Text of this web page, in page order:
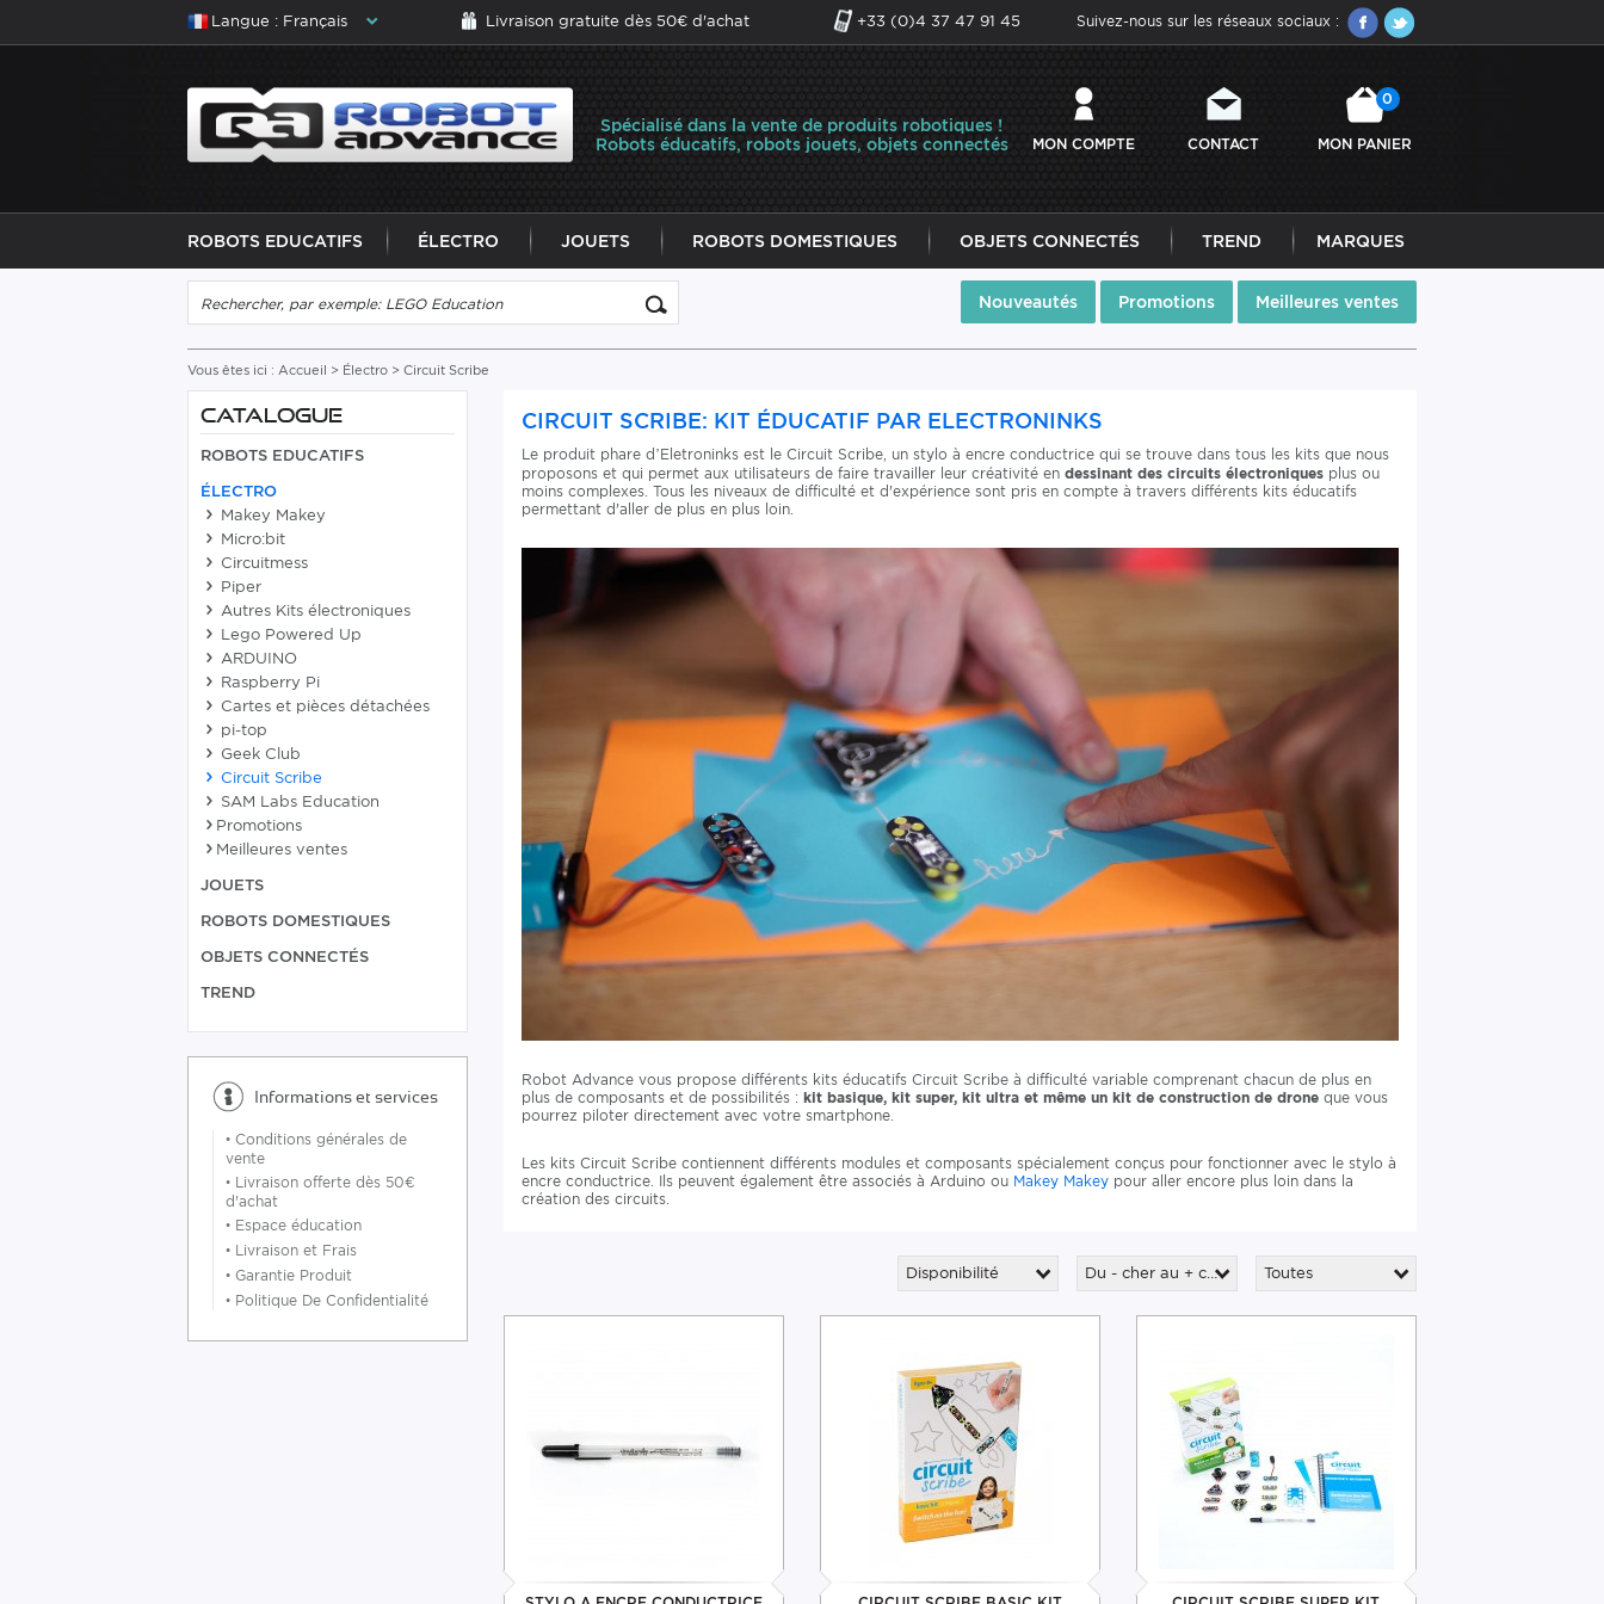
Langue : Français Livraison gratuite dès 50€ d'achat +33 (0)4 37 47 91 45 Suivez-nous sur les réseaux sociaux :
Spécialisé dans la vente de produits robotiques !
Robots éducatifs, robots jouets, objets connectés
MON COMPTE CONTACT MON PANIER
0
ROBOTS EDUCATIFS ÉLECTRO JOUETS ROBOTS DOMESTIQUES OBJETS CONNECTÉS TREND MARQUES
Nouveautés Promotions Meilleures ventes
Vous êtes ici : Accueil > Électro > Circuit Scribe
CATALOGUE
ROBOTS EDUCATIFS
ÉLECTRO
Makey Makey
Micro:bit
Circuitmess
Piper
Autres Kits électroniques
Lego Powered Up
ARDUINO
Raspberry Pi
Cartes et pièces détachées
pi-top
Geek Club
Circuit Scribe
SAM Labs Education
Promotions
Meilleures ventes
JOUETS
ROBOTS DOMESTIQUES
OBJETS CONNECTÉS
TREND
Informations et services
• Conditions générales de
vente
• Livraison offerte dès 50€
d'achat
• Espace éducation
• Livraison et Frais
• Garantie Produit
• Politique De Confidentialité
CIRCUIT SCRIBE: KIT ÉDUCATIF PAR ELECTRONINKS
Le produit phare d’Eletroninks est le Circuit Scribe, un stylo à encre conductrice qui se trouve dans tous les kits que nous
proposons et qui permet aux utilisateurs de faire travailler leur créativité en dessinant des circuits électroniques plus ou
moins complexes. Tous les niveaux de difficulté et d'expérience sont pris en compte à travers différents kits éducatifs
permettant d'aller de plus en plus loin.
Robot Advance vous propose différents kits éducatifs Circuit Scribe à difficulté variable comprenant chacun de plus en
plus de composants et de possibilités : kit basique, kit super, kit ultra et même un kit de construction de drone que vous
pourrez piloter directement avec votre smartphone.
Les kits Circuit Scribe contiennent différents modules et composants spécialement conçus pour fonctionner avec le stylo à
encre conductrice. Ils peuvent également être associés à Arduino ou Makey Makey pour aller encore plus loin dans la
création des circuits.
Disponibilité Du - cher au + cher Toutes